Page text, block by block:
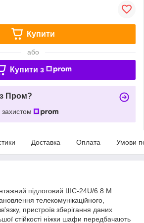
Купити
або
Купити з
Пром?
Доставка Оплата Умови
підлоговий ШС-24U/6.8 М
телекомунікаційного,
пристроїв зберігання даних
стійкості ніжки шафи передбачають